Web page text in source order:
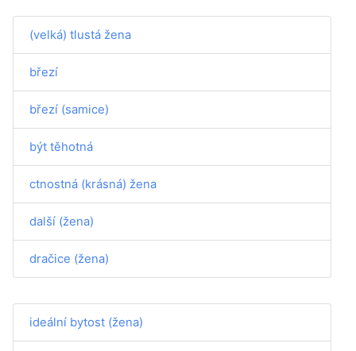
(velká) tlustá žena
březí
březí (samice)
být těhotná
ctnostná (krásná) žena
další (žena)
dračice (žena)
ideální bytost (žena)